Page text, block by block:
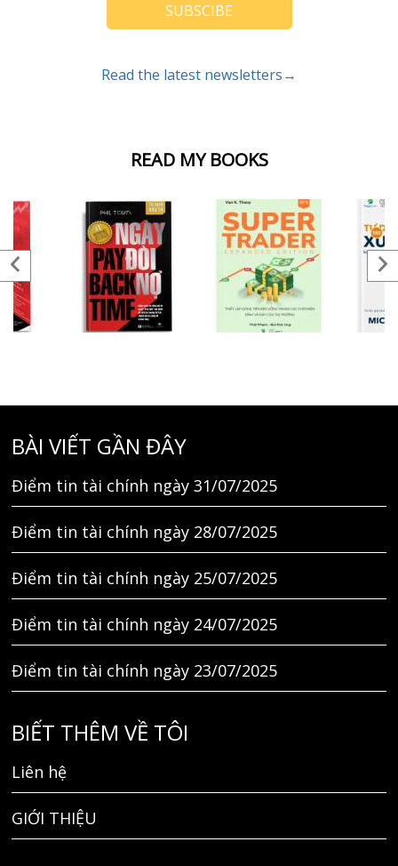
READ MY BOOKS
SUBSCIBE
Read the latest newsletters→
BÀI VIẾT GẦN ĐÂY
Điểm tin tài chính ngày 31/07/2025
Điểm tin tài chính ngày 28/07/2025
Điểm tin tài chính ngày 25/07/2025
Điểm tin tài chính ngày 24/07/2025
Điểm tin tài chính ngày 23/07/2025
BIẾT THÊM VỀ TÔI
Liên hệ
GIỚI THIỆU